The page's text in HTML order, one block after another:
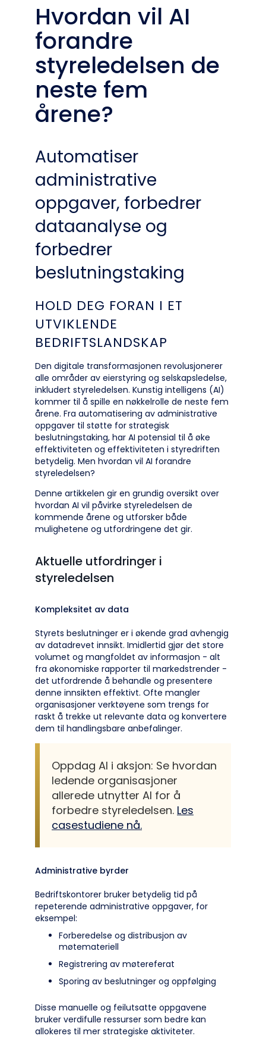
Hvordan vil AI
forandre
styreledelsen de
neste fem
årene?
Automatiser
administrative
oppgaver, forbedrer
dataanalyse og
forbedrer
beslutningstaking
HOLD DEG FORAN I ET
UTVIKLENDE
BEDRIFTSLANDSKAP
Den digitale transformasjonen revolusjonerer
alle områder av eierstyring og selskapsledelse,
inkludert styreledelsen. Kunstig intelligens (AI)
kommer til å spille en nøkkelrolle de neste fem
årene. Fra automatisering av administrative
oppgaver til støtte for strategisk
beslutningstaking, har AI potensial til å øke
effektiviteten og effektiviteten i styredriften
betydelig. Men hvordan vil AI forandre
styreledelsen?
Denne artikkelen gir en grundig oversikt over
hvordan AI vil påvirke styreledelsen de
kommende årene og utforsker både
mulighetene og utfordringene det gir.
Aktuelle utfordringer i
styreledelsen
Kompleksitet av data
Styrets beslutninger er i økende grad avhengig
av datadrevet innsikt. Imidlertid gjør det store
volumet og mangfoldet av informasjon - alt
fra økonomiske rapporter til markedstrender -
det utfordrende å behandle og presentere
denne innsikten effektivt. Ofte mangler
organisasjoner verktøyene som trengs for
raskt å trekke ut relevante data og konvertere
dem til handlingsbare anbefalinger.
Oppdag AI i aksjon: Se hvordan
ledende organisasjoner
allerede utnytter AI for å
forbedre styreledelsen. Les
casestudiene nå.
Administrative byrder
Bedriftskontorer bruker betydelig tid på
repeterende administrative oppgaver, for
eksempel:
Forberedelse og distribusjon av
møtemateriell
Registrering av møtereferat
Sporing av beslutninger og oppfølging
Disse manuelle og feilutsatte oppgavene
bruker verdifulle ressurser som bedre kan
allokeres til mer strategiske aktiviteter.